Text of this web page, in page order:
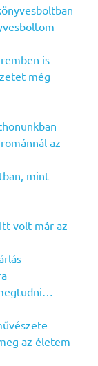
is
még
az
mint
volt már az
az életem